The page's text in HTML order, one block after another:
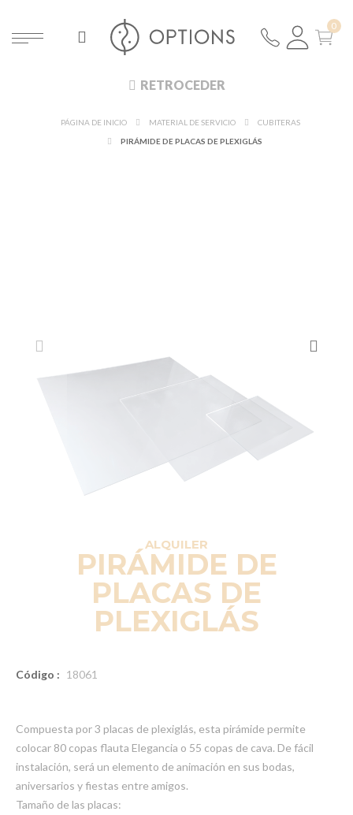
RETROCEDER
PÁGINA DE INICIO MATERIAL DE SERVICIO
CUBITERAS
PIRÁMIDE DE PLACAS DE PLEXIGLÁS
ALQUILER
PIRÁMIDE DE
PLACAS DE
PLEXIGLÁS
Código : 18061
Compuesta por 3 placas de plexiglás, esta pirámide permite
colocar 80 copas flauta Elegancia o 55 copas de cava. De fácil
instalación, será un elemento de animación en sus bodas,
aniversarios y fiestas entre amigos.
Tamaño de las placas: